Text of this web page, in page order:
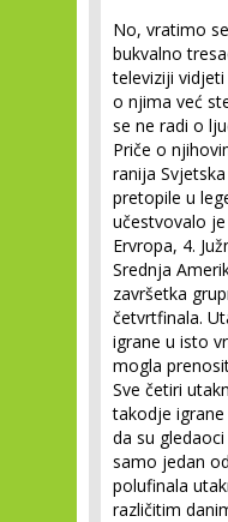
No, vratimo
bukvalno
televiziji
o njima već
se ne radi o
Priče o
ranija
pretopile u
učestvovalo
Ervropa, 4.
Srednja
završetka
četvrtfinala.
igrane u isto
mogla
Sve četiri
takodje
da su
samo jedan
polufinala
različitim